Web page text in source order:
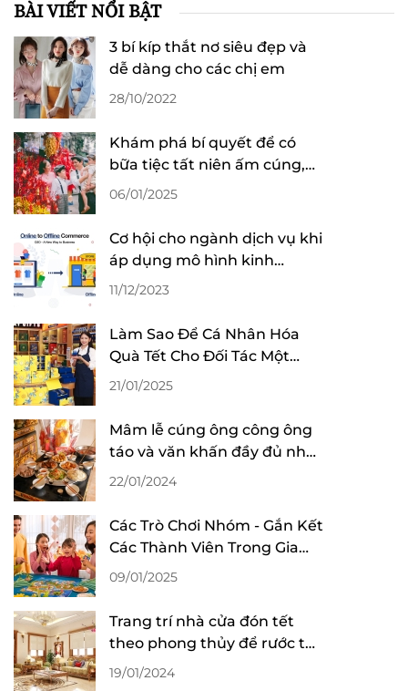
BÀI VIẾT NỔI BẬT
3 bí kíp thắt nơ siêu đẹp và
dễ dàng cho các chị em
28/10/2022
Khám phá bí quyết để có
bữa tiệc tất niên ấm cúng,
trọn vẹn tết sum vầy
06/01/2025
Cơ hội cho ngành dịch vụ khi
áp dụng mô hình kinh
doanh O2O
11/12/2023
Làm Sao Để Cá Nhân Hóa
Quà Tết Cho Đối Tác Một
Cách Tinh Tế?
21/01/2025
Mâm lễ cúng ông công ông
táo và văn khấn đầy đủ nhất
2024
22/01/2024
Các Trò Chơi Nhóm - Gắn Kết
Các Thành Viên Trong Gia
Đình Tại Tiệc Tất Niên
09/01/2025
Trang trí nhà cửa đón tết
theo phong thủy để rước tài
lộc
19/01/2024